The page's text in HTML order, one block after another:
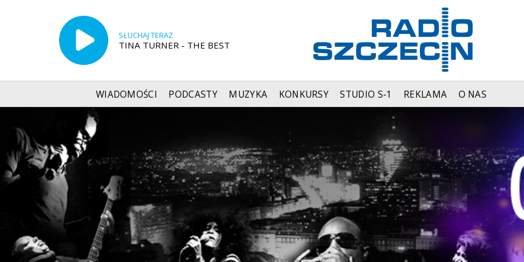
SŁUCHAJ TERAZ
TINA TURNER - THE BEST
WIADOMOŚCI PODCASTY MUZYKA KONKURSY STUDIO S-1 REKLAMA O NAS